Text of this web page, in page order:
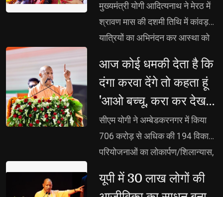
मुख्यमंत्री योगी आदित्यनाथ ने मेरठ में
श्रावण मास की दशमी तिथि में कांवड़
यात्रियों का अभिनंदन कर आस्था को
से भी शिवभक्तों पर पुष्पवर्षा, हर-हर बम-
बम से गूंज उठा पश्चिम उत्तर प्रदेश,
भक्ति, समर्पण, सामाजिक व राष्ट्रीय
एकता और समरसता का जीवंत
उदाहरण प्रस्तुत कर रहे शिवभक्तः
मुख्यमंत्री
आज कोई धमकी देता है कि
दंगा करवा देंगे तो कहता हूं
'आओ बच्चू, करा कर देख
लो समझ मे आ जायेगा :
सीएम योगी
सीएम योगी ने अम्बेडकरनगर में किया
706 करोड़ से अधिक की 194 विकास
परियोजनाओं का लोकार्पण/शिलान्यास,
करेगा और अपनी शिक्षा, स्वास्थ्य,
यूपी में 30 लाख लोगों की